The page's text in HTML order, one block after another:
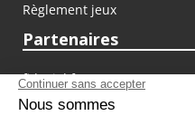
Règlement jeux
Partenaires
fiducial.fr
lyoncapitale.fr